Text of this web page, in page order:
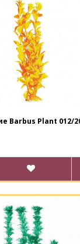
Barbus Plant 012/